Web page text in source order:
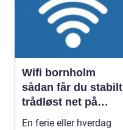
Wifi bornholm
sådan får du stabilt
trådløst net på
klippeøen
En ferie eller hverdag